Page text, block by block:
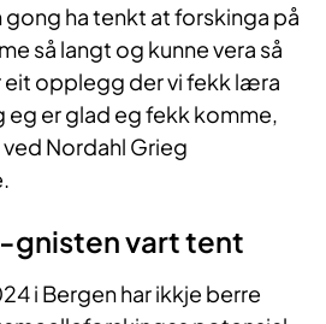
gong ha tenkt at forskinga på
så langt og kunne vera så
eit opplegg der vi fekk læra
er glad eg fekk komme,
Nordahl Grieg
gnisten vart tent
i Bergen har ikkje berre